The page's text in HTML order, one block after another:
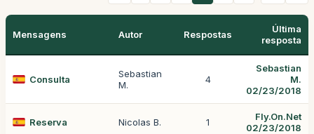
Mensagens Autor Respostas
Última
resposta
Consulta
Sebastian
M.
4
Sebastian
M.
02/23/2018
Reserva Nicolas B. 1
Fly.On.Net
02/23/2018